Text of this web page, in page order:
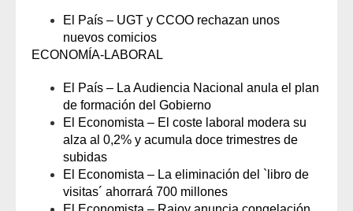
El País – UGT y CCOO rechazan unos
nuevos comicios
ECONOMÍA-LABORAL
El País – La Audiencia Nacional anula el plan
de formación del Gobierno
El Economista – El coste laboral modera su
alza al 0,2% y acumula doce trimestres de
subidas
El Economista – La eliminación del `libro de
visitas´ ahorrará 700 millones